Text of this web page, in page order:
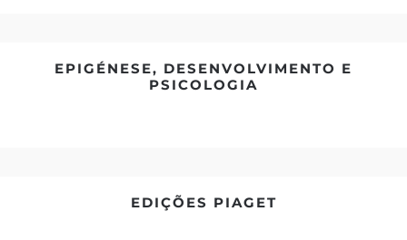
EPIGÉNESE, DESENVOLVIMENTO E
PSICOLOGIA
EDIÇÕES PIAGET